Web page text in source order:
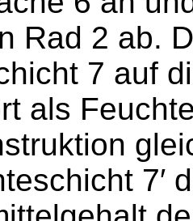
Rad 2 ab.
7 auf
als
7′